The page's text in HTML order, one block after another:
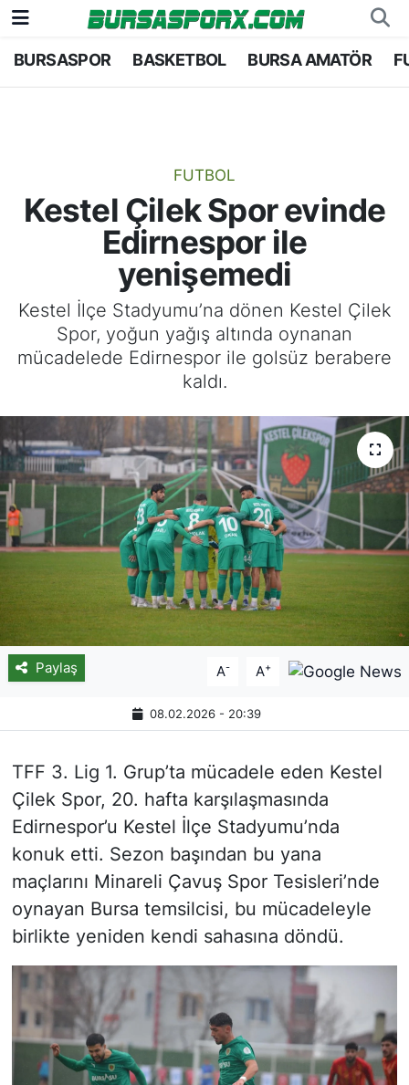
BURSASPOR BASKETBOL BURSA AMATÖR
FUTBOL
Kestel Çilek Spor evinde
Edirnespor ile
yenişemedi
Kestel İlçe Stadyumu’na dönen Kestel Çilek
Spor, yoğun yağış altında oynanan
mücadelede Edirnespor ile golsüz berabere
kaldı.
Paylaş A- A+
08.02.2026 - 20:39
TFF 3. Lig 1. Grup’ta mücadele eden Kestel
Çilek Spor, 20. hafta karşılaşmasında
Edirnespor’u Kestel İlçe Stadyumu’nda
konuk etti. Sezon başından bu yana
maçlarını Minareli Çavuş Spor Tesisleri’nde
oynayan Bursa temsilcisi, bu mücadeleyle
birlikte yeniden kendi sahasına döndü.
Bursaspor
Bursa Amatör
Hentbol
Voleybol
Genel
Bursa Nöbetçi Eczaneler
Bursa Trafik Yoğunluk Haritası
TFF 2.Lig Kırmızı Grup Puan Durumu ve Fikstür
Tüm Manşetler
Son Dakika Haberleri